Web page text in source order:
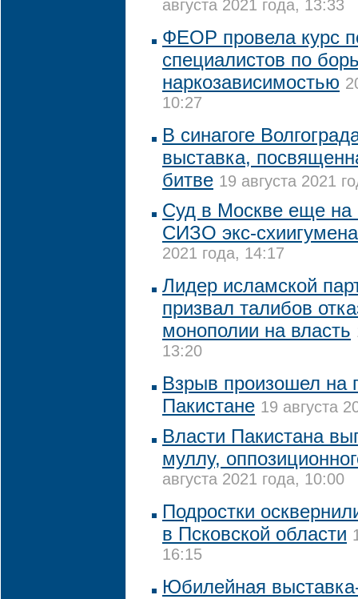
августа 2021 года, 13:33
ФЕОР провела курс
специалистов по
наркозависимостью
10:27
В синагоге
выставка,
битве 19 августа 2021
Суд в Москве еще на
СИЗО экс-
2021 года, 14:17
Лидер исламской
призвал талибов
монополии на власть
13:20
Взрыв произошел на
Пакистане 19 августа
Власти Пакистана
муллу,
августа 2021 года, 10:00
Подростки
в Псковской области
16:15
Юбилейная